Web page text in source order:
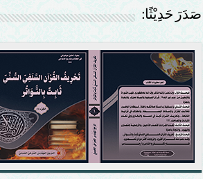
صَدَرَ حَدِيْثًا: